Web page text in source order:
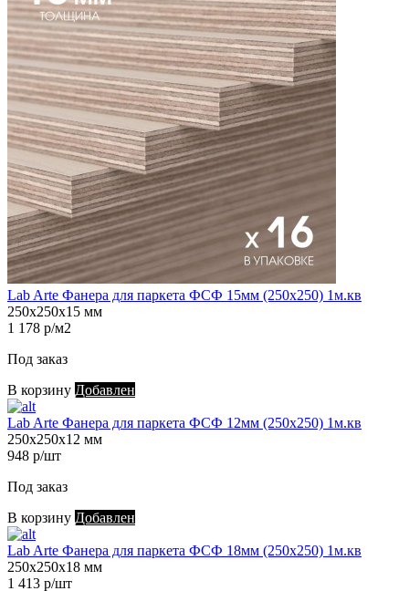
Lab Arte Фанера для паркета ФСФ 15мм (250х250) 1м.кв
250х250х15 мм
1 178 р/м2
Под заказ
В корзину Добавлен
Lab Arte Фанера для паркета ФСФ 12мм (250х250) 1м.кв
250х250х12 мм
948 р/шт
Под заказ
В корзину Добавлен
Lab Arte Фанера для паркета ФСФ 18мм (250х250) 1м.кв
250х250х18 мм
1 413 р/шт